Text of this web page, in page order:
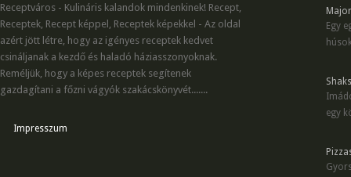
Receptváros - Kulináris kalandok mindenkinek! Recept,
Receptek, Recept képpel, Receptek képekkel - Az oldal
azért jött létre, hogy az igényes receptek kedvet
csináljanak a kezdő és haladó háziasszonyoknak.
Reméljük, hogy a képes receptek segítenek
gazdagítani a főzni vágyók szakácskönyvét.......
Impresszum
Egy
egy